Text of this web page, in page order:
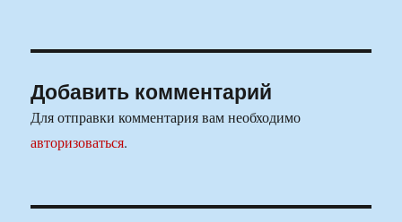
Добавить комментарий
Для отправки комментария вам необходимо
авторизоваться.